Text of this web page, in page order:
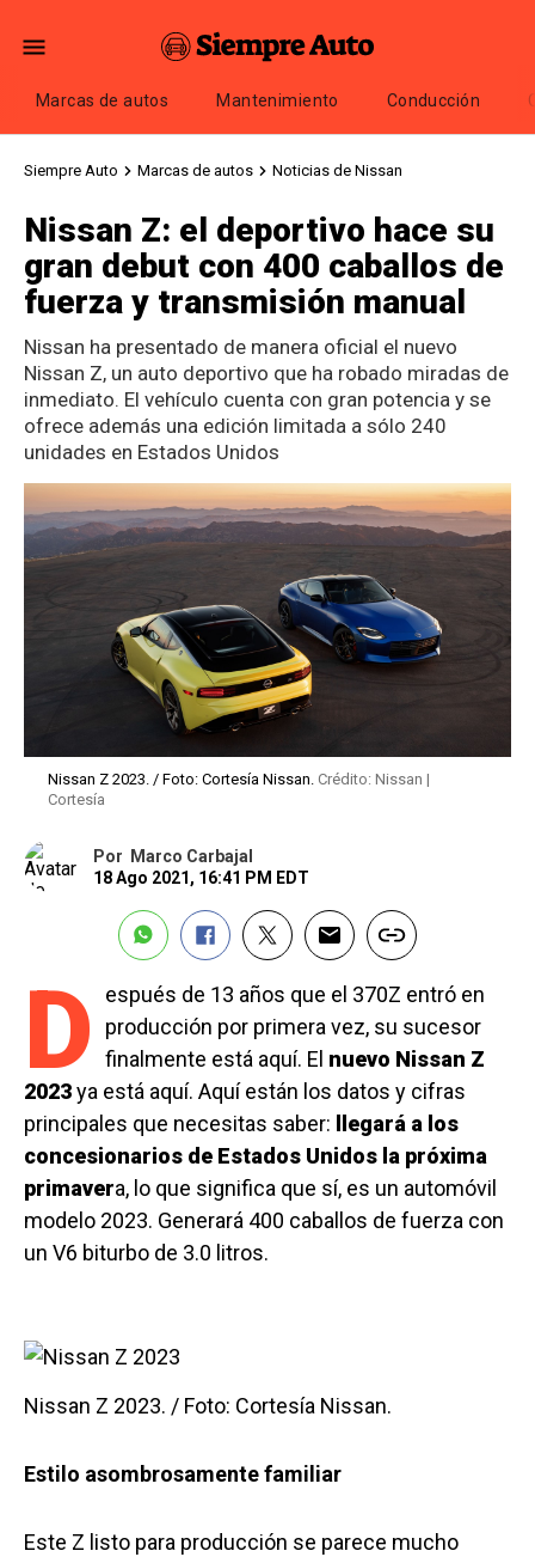
Marcas de autos Mantenimiento Conducción
Siempre Auto Marcas de autos Noticias de Nissan
Nissan Z: el deportivo hace su
gran debut con 400 caballos de
fuerza y transmisión manual
Nissan ha presentado de manera oficial el nuevo
Nissan Z, un auto deportivo que ha robado miradas de
inmediato. El vehículo cuenta con gran potencia y se
ofrece además una edición limitada a sólo 240
unidades en Estados Unidos
Nissan Z 2023. / Foto: Cortesía Nissan. Crédito: Nissan |
Cortesía
Por
Marco Carbajal
18 Ago 2021, 16:41 PM EDT
D
espués de 13 años que el 370Z entró en
producción por primera vez, su sucesor
finalmente está aquí. El nuevo Nissan Z
2023ya está aquí. Aquí están los datos y cifras
principales que necesitas saber: llegará a los
concesionarios de Estados Unidos la próxima
primavera, lo que significa que sí, es un automóvil
modelo 2023. Generará 400 caballos de fuerza con
un V6 biturbo de 3.0 litros.
Nissan Z 2023. / Foto: Cortesía Nissan.
Estilo asombrosamente familiar
Este Z listo para producción se parece mucho